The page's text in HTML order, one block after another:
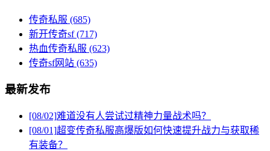
传奇私服 (685)
新开传奇sf(717)
热血传奇私服 (623)
传奇sf网站 (635)
最新发布
[08/02]难道没有人尝试过精神力量战术吗？
[08/01]超变传奇私服高爆版如何快速提升战力与获取稀
有装备？